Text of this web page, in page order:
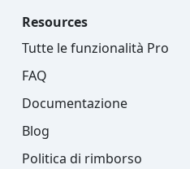
Resources
Tutte le funzionalità Pro
FAQ
Documentazione
Blog
Politica di rimborso